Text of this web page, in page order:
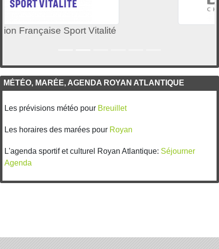
Mairie de Breuillet
MÉTÉO, MARÉE, AGENDA ROYAN ATLANTIQUE
Les prévisions météo pour Breuillet
Les horaires des marées pour Royan
L'agenda sportif et culturel Royan Atlantique: Séjourner
Agenda